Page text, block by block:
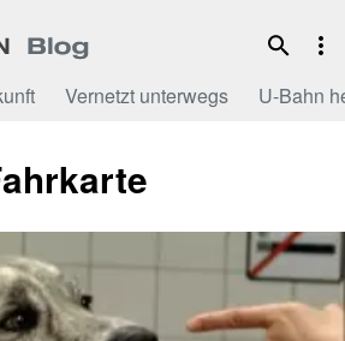
Vernetzt unterwegs U-Bahn